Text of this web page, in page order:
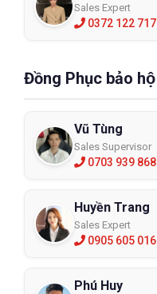
Sales Expert
0372 122 717
Đồng Phục bảo hộ
Vũ Tùng
Sales Supervisor
0703 939 868
Huyền Trang
Sales Expert
0905 605 016
Phú Huy